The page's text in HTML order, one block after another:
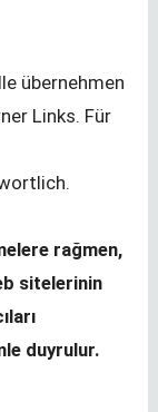
übernehmen
Links. Für
rağmen,
sitelerinin
duyrulur.